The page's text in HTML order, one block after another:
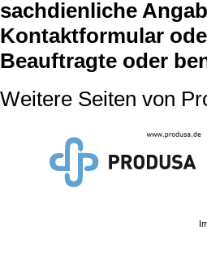
sachdienliche
Kontaktformular
Beauftragte oder
Weitere Seiten von